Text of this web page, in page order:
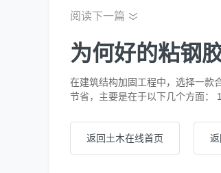
阅读下一篇
为何好的粘钢
在建筑结构加固工程中，选择一款
节省，主要是在于以下几个方面：
返回土木在线首页